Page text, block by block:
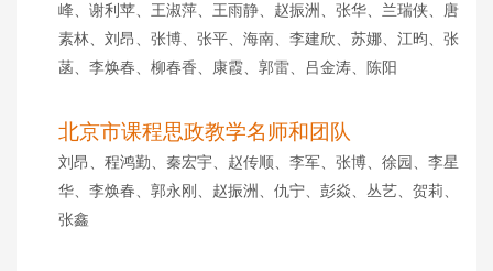
峰、谢利苹、王淑萍、王雨静、赵振洲、张华、兰瑞侠、唐
素林、刘昂、张博、张平、海南、李建欣、苏娜、江昀、张
菡、李焕春、柳春香、康霞、郭雷、吕金涛、陈阳
北京市课程思政教学名师和团队
刘昂、程鸿勤、秦宏宇、赵传顺、李军、张博、徐园、李星
华、李焕春、郭永刚、赵振洲、仇宁、彭焱、丛艺、贺莉、
张鑫